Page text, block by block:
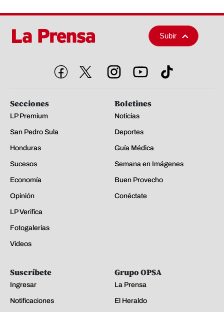
Subir
Secciones
LP Premium
San Pedro Sula
Honduras
Sucesos
Economía
Opinión
LP Verifica
Fotogalerías
Videos
Boletines
Noticias
Deportes
Guía Médica
Semana en Imágenes
Buen Provecho
Conéctate
Suscríbete
Ingresar
Notificaciones
Grupo OPSA
La Prensa
El Heraldo